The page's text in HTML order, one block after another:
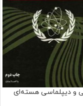
و دیپلماسی هسته‌ای